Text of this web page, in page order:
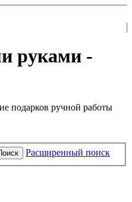
руками -
подарков ручной работы
Расширенный поиск